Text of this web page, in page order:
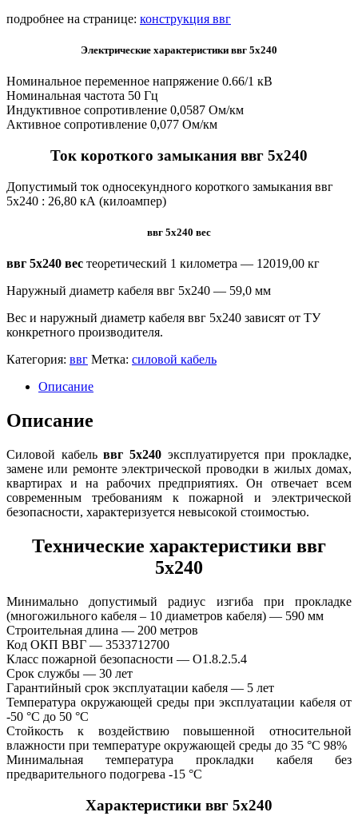
подробнее на странице: конструкция ввг
Электрические характеристики ввг 5х240
Номинальное переменное напряжение 0.66/1 кВ
Номинальная частота 50 Гц
Индуктивное сопротивление 0,0587 Ом/км
Активное сопротивление 0,077 Ом/км
Ток короткого замыкания ввг 5х240
Допустимый ток односекундного короткого замыкания ввг
5х240 : 26,80 кА (килоампер)
ввг 5х240 вес
ввг 5х240 вес теоретический 1 километра — 12019,00 кг
Наружный диаметр кабеля ввг 5х240 — 59,0 мм
Вес и наружный диаметр кабеля ввг 5х240 зависят от ТУ
конкретного производителя.
Категория: ввг Метка: силовой кабель
Описание
Описание
Силовой кабельввг 5х240 эксплуатируется при прокладке,
замене или ремонте электрической проводки в жилых домах,
квартирах и на рабочих предприятиях. Он отвечает всем
современным требованиям к пожарной и электрической
безопасности, характеризуется невысокой стоимостью.
Технические характеристики ввг
5х240
Минимально допустимый радиус изгиба при прокладке
(многожильного кабеля – 10 диаметров кабеля) — 590 мм
Строительная длина — 200 метров
Код ОКП ВВГ — 3533712700
Класс пожарной безопасности — O1.8.2.5.4
Срок службы — 30 лет
Гарантийный срок эксплуатации кабеля — 5 лет
Температура окружающей среды при эксплуатации кабеля от
-50 °С до 50 °С
Стойкость к воздействию повышенной относительной
влажности при температуре окружающей среды до 35 °C 98%
Минимальная температура прокладки кабеля без
предварительного подогрева -15 °С
Характеристики ввг 5х240